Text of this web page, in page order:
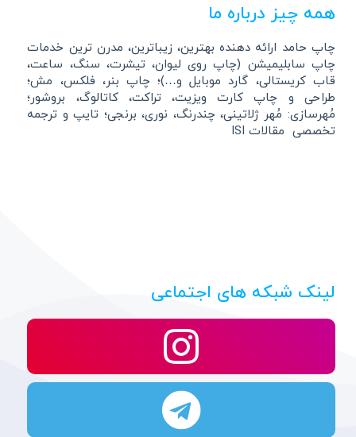
همه چیز درباره ما
چاپ حامد ارائه دهنده بهترین، زیباترین، مدرن ترین خدمات
چاپ سابلیمیشن (چاپ روی لیوان، تیشرت، سنگ، ساعت،
قاب کریستالی، گارد موبایل و…)؛ چاپ بنر، فلکس، مش؛
طراحی و چاپ کارت ویزیت، تراکت، کاتالوگ، بروشور؛
مُهرسازی: مُهر ژلاتینی، چندرنگ، نوری، برنجی؛ تایپ و ترجمه
تخصصی مقالات ISI
لینک شبکه های اجتماعی